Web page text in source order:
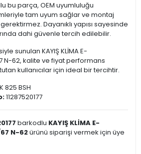
bu parça, OEM uyumluluğu
tam uyum sağlar ve montaj
Dayanıklı yapısı sayesinde
dahi güvenle tercih edilebilir.
sunulan KAYIŞ KLİMA E-
62, kalite ve fiyat performans
kullanıcılar için ideal bir tercihtir.
825 BSH
11287520177
barkodlu KAYIŞ KLİMA E-
N-62ürünü siparişi vermek için üye